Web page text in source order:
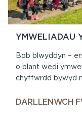
YMWELIADAU
Bob blwyddyn –
o blant wedi
chyffwrdd bywyd
DARLLENWCH